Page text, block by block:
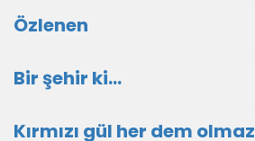
Özlenen
Bir şehir ki…
Kırmızı gül her dem olmaz